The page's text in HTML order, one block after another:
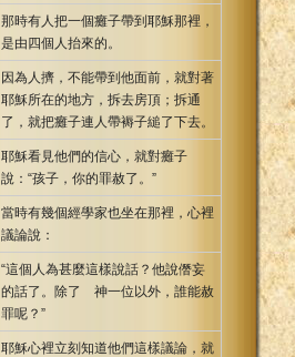
那時有人把一個癱子帶到耶穌那裡，
是由四個人抬來的。
因為人擠，不能帶到他面前，就對著
耶穌所在的地方，拆去房頂；拆通
了，就把癱子連人帶褥子縋了下去。
耶穌看見他們的信心，就對癱子
說：“孩子，你的罪赦了。”
當時有幾個經學家也坐在那裡，心裡
議論說：
“這個人為甚麼這樣說話？他說僭妄
的話了。除了 神一位以外，誰能赦
罪呢？”
耶穌心裡立刻知道他們這樣議論，就